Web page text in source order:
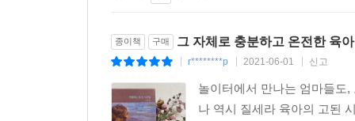
덕분에 어디론가 흩어져 버린 것만 같았던 우리
하루를 마무리하는 시간을 생각한다. 혼신의 힘
서러움이 덮쳐오고 마는 시간. 《사랑하는 데 쓴
종이책 구매 그 자체로 충분하고 온전한 육
r********p 2021-06-01 신고
놀이터에서 만나는 엄마들도
나 역시 질세라 육아의 고된